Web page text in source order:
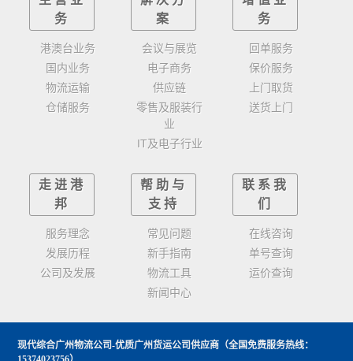
务
港澳台业务
国内业务
物流运输
仓储服务
案
会议与展览
电子商务
供应链
零售及服装行
业
IT及电子行业
务
回单服务
保价服务
上门取货
送货上门
走进港
邦
服务理念
发展历程
公司及发展
帮助与
支持
常见问题
新手指南
物流工具
新闻中心
联系我
们
在线咨询
单号查询
运价查询
现代综合广州物流公司-优质广州货运公司供应商 （全国免费服务热线：